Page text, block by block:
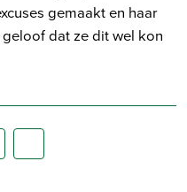
gemaakt en haar
dat ze dit wel kon